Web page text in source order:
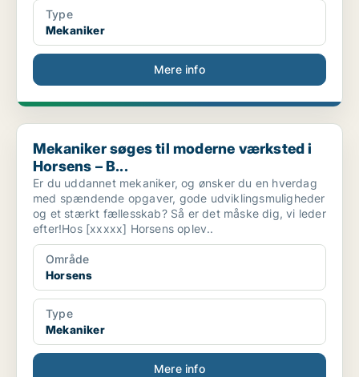
Type
Mekaniker
Mere info
Mekaniker søges til moderne værksted i Horsens – B...
Mekaniker søges til moderne værksted i
Horsens – B...
Er du uddannet mekaniker, og ønsker du en hverdag
med spændende opgaver, gode udviklingsmuligheder
og et stærkt fællesskab? Så er det måske dig, vi leder
efter!Hos [xxxxx] Horsens oplev..
Område
Horsens
Type
Mekaniker
Mere info